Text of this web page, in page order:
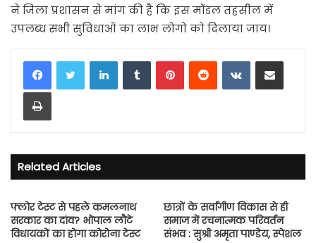
ने जिला प्रशासन से मांग की है कि इस मॉडल तहसील में
उपलब्ध सभी सुविधाओं का लाभ लोगो को दिलाया जाय।
LinkedInTumblrPinterestReddit VKontakteShare via Email
Print
Related Articles
फ्लोर टेस्ट से पहले कमलनाथ
सरकार का दांव? भोपाल लौटे
विधायकों का होगा कोरोना टेस्ट
छात्रों के सर्वांगीण विकास से ही
समाज में रचनात्मक परिवर्तन
संभव : सुश्री अमृता पाण्डेय, स्पेशल